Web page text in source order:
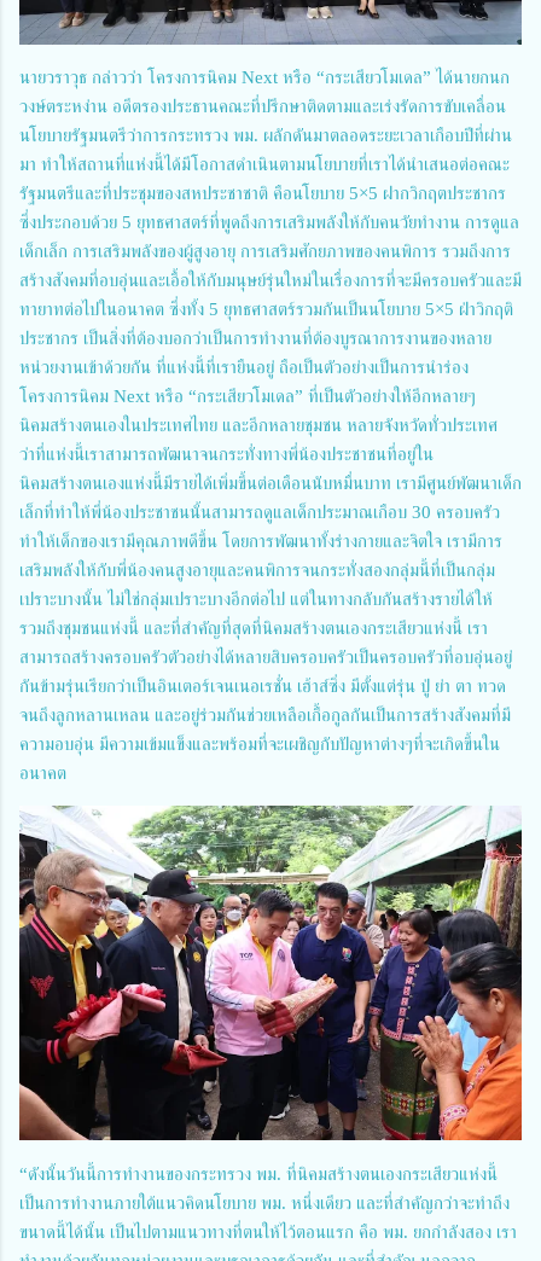
นายวราวุธ กล่าวว่า โครงการนิคม Next หรือ “กระเสียวโมเดล” ได้นายกนก
วงษ์ตระหง่าน อดีตรองประธานคณะที่ปรึกษาติดตามและเร่งรัดการขับเคลื่อน
นโยบายรัฐมนตรีว่าการกระทรวง พม. ผลักดันมาตลอดระยะเวลาเกือบปีที่ผ่าน
มา ทำให้สถานที่แห่งนี้ได้มีโอกาสดำเนินตามนโยบายที่เราได้นำเสนอต่อคณะ
รัฐมนตรีและที่ประชุมของสหประชาชาติ คือนโยบาย 5×5 ฝากวิกฤตประชากร
ซึ่งประกอบด้วย 5 ยุทธศาสตร์ที่พูดถึงการเสริมพลังให้กับคนวัยทำงาน การดูแล
เด็กเล็ก การเสริมพลังของผู้สูงอายุ การเสริมศักยภาพของคนพิการ รวมถึงการ
สร้างสังคมที่อบอุ่นและเอื้อให้กับมนุษย์รุ่นใหม่ในเรื่องการที่จะมีครอบครัวและมี
ทายาทต่อไปในอนาคต ซึ่งทั้ง 5 ยุทธศาสตร์รวมกันเป็นนโยบาย 5×5 ฝ่าวิกฤติ
ประชากร เป็นสิ่งที่ต้องบอกว่าเป็นการทำงานที่ต้องบูรณาการงานของหลาย
หน่วยงานเข้าด้วยกัน ที่แห่งนี้ที่เรายืนอยู่ ถือเป็นตัวอย่างเป็นการนำร่อง
โครงการนิคม Next หรือ “กระเสียวโมเดล” ที่เป็นตัวอย่างให้อีกหลายๆ
นิคมสร้างตนเองในประเทศไทย และอีกหลายชุมชน หลายจังหวัดทั่วประเทศ
ว่าที่แห่งนี้เราสามารถพัฒนาจนกระทั่งทางพี่น้องประชาชนที่อยู่ใน
นิคมสร้างตนเองแห่งนี้มีรายได้เพิ่มขึ้นต่อเดือนนับหมื่นบาท เรามีศูนย์พัฒนาเด็ก
เล็กที่ทำให้พี่น้องประชาชนนั้นสามารถดูแลเด็กประมาณเกือบ 30 ครอบครัว
ทำให้เด็กของเรามีคุณภาพดีขึ้น โดยการพัฒนาทั้งร่างกายและจิตใจ เรามีการ
เสริมพลังให้กับพี่น้องคนสูงอายุและคนพิการจนกระทั่งสองกลุ่มนี้ที่เป็นกลุ่ม
เปราะบางนั้น ไม่ใช่กลุ่มเปราะบางอีกต่อไป แต่ในทางกลับกันสร้างรายได้ให้
รวมถึงชุมชนแห่งนี้ และที่สำคัญที่สุดที่นิคมสร้างตนเองกระเสียวแห่งนี้ เรา
สามารถสร้างครอบครัวตัวอย่างได้หลายสิบครอบครัวเป็นครอบครัวที่อบอุ่นอยู่
กันข้ามรุ่นเรียกว่าเป็นอินเตอร์เจนเนอเรชั่น เฮ้าส์ซิ่ง มีตั้งแต่รุ่น ปู่ ย่า ตา ทวด
จนถึงลูกหลานเหลน และอยู่ร่วมกันช่วยเหลือเกื้อกูลกันเป็นการสร้างสังคมที่มี
ความอบอุ่น มีความเข้มแข็งและพร้อมที่จะเผชิญกับปัญหาต่างๆที่จะเกิดขึ้นใน
อนาคต
“ดังนั้นวันนี้การทำงานของกระทรวง พม. ที่นิคมสร้างตนเองกระเสียวแห่งนี้
เป็นการทำงานภายใต้แนวคิดนโยบาย พม. หนึ่งเดียว และที่สำคัญกว่าจะทำถึง
ขนาดนี้ได้นั้น เป็นไปตามแนวทางที่ตนให้ไว้ตอนแรก คือ พม. ยกกำลังสอง เรา